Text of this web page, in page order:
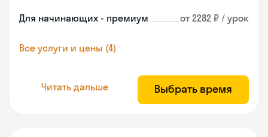
Для начинающих - премиум от 2282 ₽ / урок
Все услуги и цены (4)
Читать дальше Выбрать время